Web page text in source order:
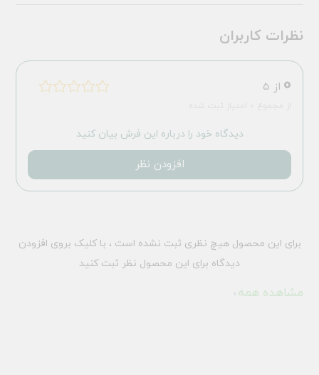
نظرات کاربران
0 از 5
دیدگاه خود را درباره این فرش بیان کنید
افزودن نظر
برای این محصول هیچ نظری ثبت نشده است ، با کلیک بروی افزودن
دیدگاه برای این محصول نظر ثبت کنید
مشاهده همه